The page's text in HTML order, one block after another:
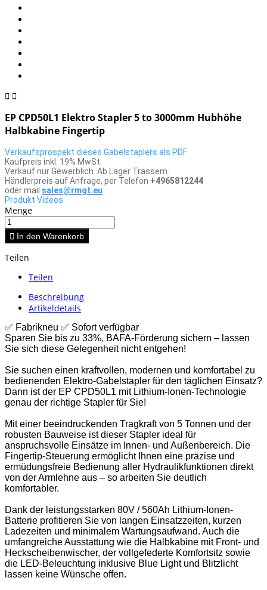
 
EP CPD50L1 Elektro Stapler 5 to 3000mm Hubhöhe
Halbkabine Fingertip
Verkaufsprospekt dieses Gabelstaplers als PDF
Kaufpreis inkl. 19% MwSt.
Verkauf nur Gewerblich. Ab Lager Trassem.
Händlerpreis auf Anfrage, per Telefon +4965812244
oder mail sales@rmgt.eu
Produkt Videos
Menge
 In den Warenkorb
Teilen
Teilen
Beschreibung
Artikeldetails
✅ Fabrikneu ✅ Sofort verfügbar
Sparen Sie bis zu 33%, BAFA-Förderung sichern – lassen
Sie sich diese Gelegenheit nicht entgehen!
Sie suchen einen kraftvollen, modernen und komfortabel zu
bedienenden Elektro-Gabelstapler für den täglichen Einsatz?
Dann ist der EP CPD50L1 mit Lithium-Ionen-Technologie
genau der richtige Stapler für Sie!
Mit einer beeindruckenden Tragkraft von 5 Tonnen und der
robusten Bauweise ist dieser Stapler ideal für
anspruchsvolle Einsätze im Innen- und Außenbereich. Die
Fingertip-Steuerung ermöglicht Ihnen eine präzise und
ermüdungsfreie Bedienung aller Hydraulikfunktionen direkt
von der Armlehne aus – so arbeiten Sie deutlich
komfortabler.
Dank der leistungsstarken 80V / 560Ah Lithium-Ionen-
Batterie profitieren Sie von langen Einsatzzeiten, kurzen
Ladezeiten und minimalem Wartungsaufwand. Auch die
umfangreiche Ausstattung wie die Halbkabine mit Front- und
Heckscheibenwischer, der vollgefederte Komfortsitz sowie
die LED-Beleuchtung inklusive Blue Light und Blitzlicht
lassen keine Wünsche offen.